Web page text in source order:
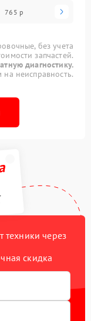
765 р
без учета
запчастей.
диагностику.
неисправность.
через
скидка